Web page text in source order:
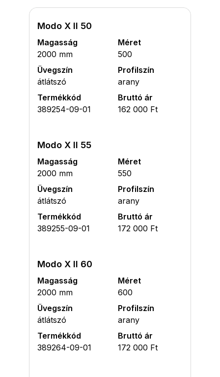
Modo X II 50
Magasság
2000 mm
Méret
500
Üvegszín
átlátszó
Profilszín
arany
Termékkód
389254-09-01
Bruttó ár
162 000 Ft
Modo X II 55
Magasság
2000 mm
Méret
550
Üvegszín
átlátszó
Profilszín
arany
Termékkód
389255-09-01
Bruttó ár
172 000 Ft
Modo X II 60
Magasság
2000 mm
Méret
600
Üvegszín
átlátszó
Profilszín
arany
Termékkód
389264-09-01
Bruttó ár
172 000 Ft